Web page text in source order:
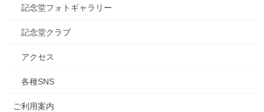
記念堂フォトギャラリー
記念堂クラブ
アクセス
各種SNS
ご利用案内